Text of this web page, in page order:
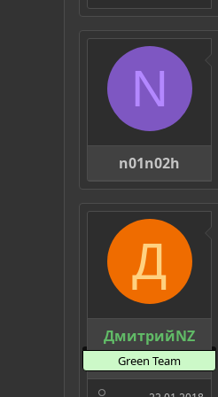
N
n01n02h
Д
ДмитрийNZ
Green Team